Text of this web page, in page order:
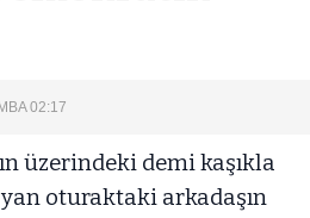
02:17
üzerindeki demi kaşıkla
yan oturaktaki arkadaşın